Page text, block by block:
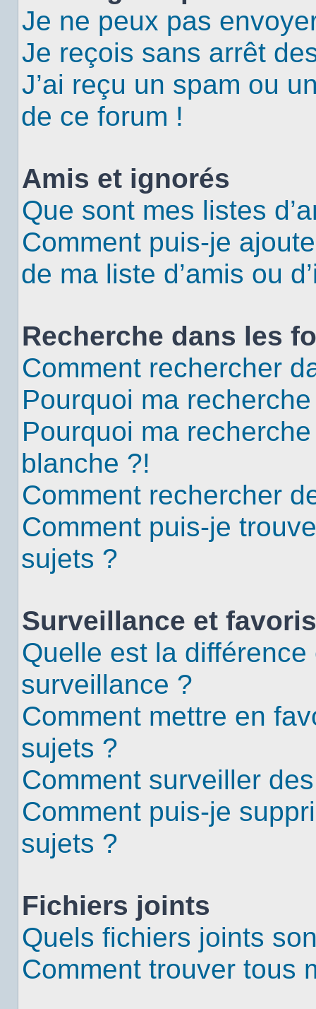
Je ne peux pas
Je reçois sans arrêt
J’ai reçu un spam ou
de ce forum !
Amis et ignorés
Que sont mes listes
Comment puis-je
de ma liste d’amis ou
Recherche dans les
Comment rechercher
Pourquoi ma
Pourquoi ma
blanche ?!
Comment rechercher
Comment puis-je
sujets ?
Surveillance et favoris
Quelle est la
surveillance ?
Comment mettre en
sujets ?
Comment surveiller
Comment puis-je
sujets ?
Fichiers joints
Quels fichiers joints
Comment trouver tous